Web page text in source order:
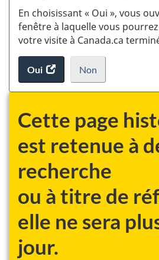
En choisissant « Oui », vous
fenêtre à laquelle vous
votre visite à Canada.ca
Oui
accéder
au
Non
je
pas
au
sondage
du
site
web,
.
Cette page
est retenue à
recherche
ou à titre de
elle ne sera
jour.